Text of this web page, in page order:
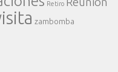
Retiro
zambomba